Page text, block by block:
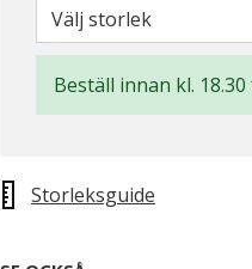
Välj storlek
Beställ innan kl.
Storleksguide